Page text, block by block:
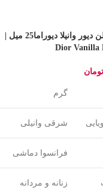
عطر ادکلن دیور وانیلا دیوراما25 میل |
Dior Vanilla
تومان
گرم
شرقی وانیلی
فرانسوا دماشی
زنانه و مردانه